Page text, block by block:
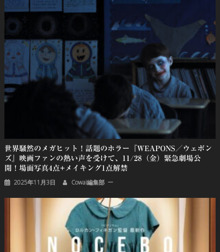
世界騒然のメガヒット！話題のホラー『WEAPONS／ウェポン
ズ』映画ファンの熱い声を受けて、11/28（金）緊急劇場公
開！場面写真4点+メイキング1点解禁
2025年11月3日 Cowai編集部